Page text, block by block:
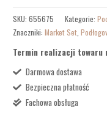
SKU:655675 Kategorie:
Znaczniki:Market Set ,
Termin realizacji towaru
Darmowa dostawa
Bezpieczna płatność
Fachowa obsługa